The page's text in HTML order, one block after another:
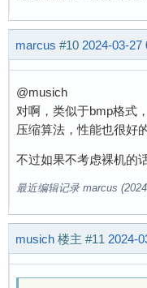
marcus #10 2024-03-27
@musich
对啊，类似于bmp格式
压缩算法，性能也很好的
不过如果不考虑裸机的
最近编辑记录 marcus
musich 楼主 #11 2024-